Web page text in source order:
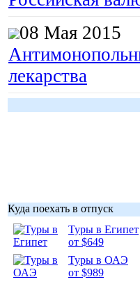
08 Мая 2015
лекарства
Куда поехать в отпуск
Туры в Египет
от $649
Туры в ОАЭ
от $989